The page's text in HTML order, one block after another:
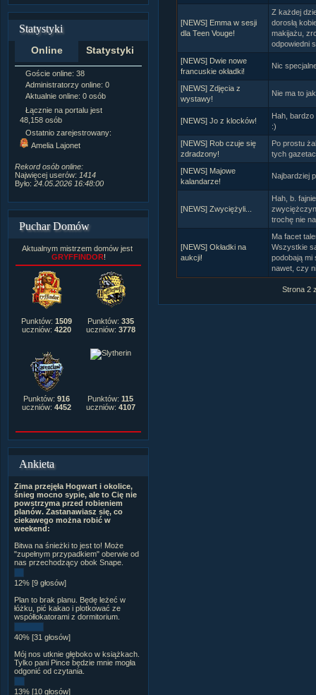
Statystyki
Online Statystyki
Goście online: 38
Administratorzy online: 0
Aktualnie online: 0 osób
Łącznie na portalu jest
48,158 osób
Ostatnio zarejestrowany:
Amelia Lajonet
Rekord osób online:
Najwięcej userów: 1414
Było: 24.05.2026 16:48:00
Napisanych artykułów:1,087
Dodanych newsów: 10,564
Zdjęć w galerii:21,490
Tematów na forum:3,921
Postów na forum: 319,637
Rozdanych pochwał:
3,327
Wlepionych ostrzeżeń:4,170
Puchar Domów
Aktualnym mistrzem domów jest
GRYFFINDOR!
Punktów: 1509
uczniów: 4220
Punktów: 335
uczniów: 3778
Punktów: 916
uczniów: 4452
Punktów: 115
uczniów: 4107
Ankieta
Zima przejęła Hogwart i okolice,
śnieg mocno sypie, ale to Cię nie
powstrzyma przed robieniem
planów. Zastanawiasz się, co
ciekawego można robić w
weekend:
Bitwa na śnieżki to jest to! Może
"zupełnym przypadkiem" oberwie od
nas przechodzący obok Snape.
12% [9 głosów]
Plan to brak planu. Będę leżeć w
łóżku, pić kakao i plotkować ze
współlokatorami z dormitorium.
40% [31 głosów]
Mój nos utknie głęboko w książkach.
Tylko pani Pince będzie mnie mogła
odgonić od czytania.
13% [10 głosów]
[NEWS] Emma w sesji
dla Teen Vouge!
Z każdej
dorosłą
makijażu,
odpowiedni
[NEWS] Dwie nowe
francuskie okładki!
Nic
[NEWS] Zdjęcia z
wystawy!
Nie ma to
[NEWS] Jo z klocków!
Hah, bardzo
:)
[NEWS] Rob czuje się
zdradzony!
Po prostu
tych
[NEWS] Majowe
kalandarze!
Najbardziej
[NEWS] Zwyciężyli...
Hah, b.
trochę nie
[NEWS] Okładki na
aukcji!
Ma facet
Wszystkie
podobają mi
nawet, czy
Strona 2